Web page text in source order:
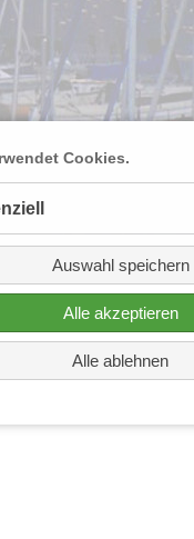
Cookies.
Auswahl speichern
Alle akzeptieren
Alle ablehnen